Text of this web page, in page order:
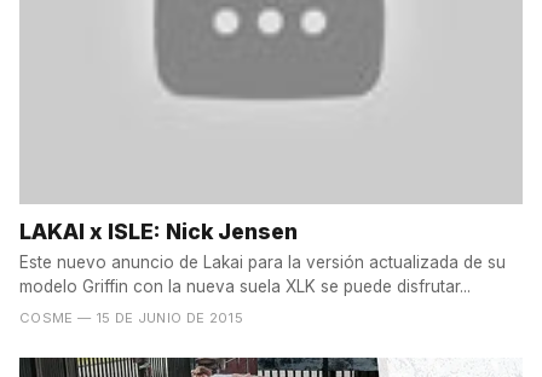
LAKAI x ISLE: Nick Jensen
Este nuevo anuncio de Lakai para la versión actualizada de su
modelo Griffin con la nueva suela XLK se puede disfrutar...
COSME — 15 DE JUNIO DE 2015